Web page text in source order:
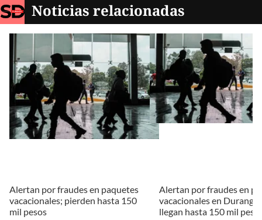
Noticias relacionadas
Alertan por fraudes en paquetes
vacacionales; pierden hasta 150
mil pesos
Alertan por fraudes en
vacacionales en
llegan hasta 150 mil